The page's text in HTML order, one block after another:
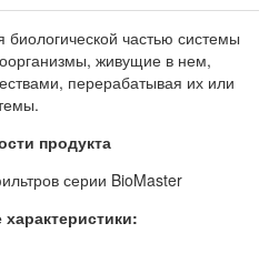
частью системы
живущие в нем,
перерабатывая их или
продукта
серии BioMaster
характеристики: